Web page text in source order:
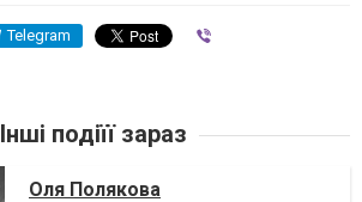
Telegram
Інші подіїї зараз
Оля Полякова